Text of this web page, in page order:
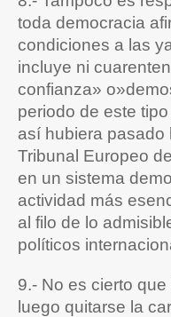
toda democracia
condiciones a las
incluye ni
confianza»
periodo de este
así hubiera pasado
Tribunal Europeo
en un sistema
actividad más
al filo de lo
políticos
9.- No es cierto
luego quitarse la